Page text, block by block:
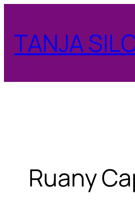
springen
TANJA
Ruany